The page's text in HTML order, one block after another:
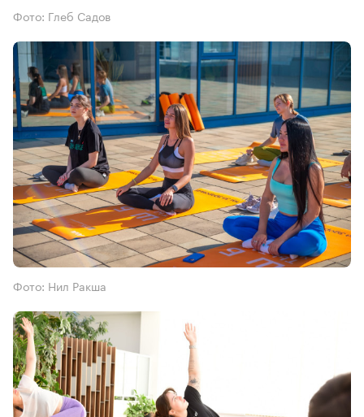
Фото: Глеб Садов
Фото: Нил Ракша